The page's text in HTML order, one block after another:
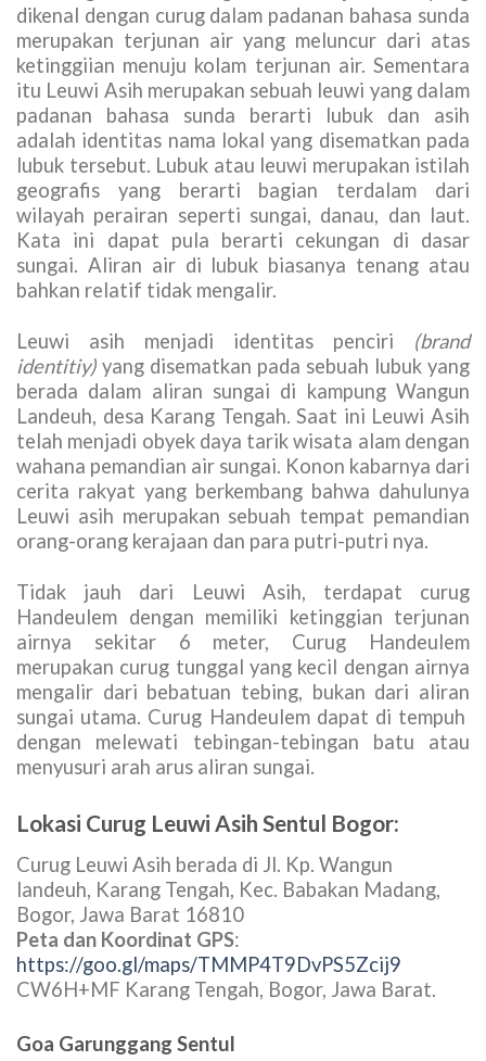
dikenal dengan curug dalam padanan bahasa sunda
merupakan terjunan air yang meluncur dari atas
ketinggiian menuju kolam terjunan air. Sementara
itu Leuwi Asih merupakan sebuah leuwi yang dalam
padanan bahasa sunda berarti lubuk dan asih
adalah identitas nama lokal yang disematkan pada
lubuk tersebut. Lubuk atau leuwi merupakan istilah
geografis yang berarti bagian terdalam dari
wilayah perairan seperti sungai, danau, dan laut.
Kata ini dapat pula berarti cekungan di dasar
sungai. Aliran air di lubuk biasanya tenang atau
bahkan relatif tidak mengalir.
Leuwi asih menjadi identitas penciri (brand
identitiy) yang disematkan pada sebuah lubuk yang
berada dalam aliran sungai di kampung Wangun
Landeuh, desa Karang Tengah. Saat ini Leuwi Asih
telah menjadi obyek daya tarik wisata alam dengan
wahana pemandian air sungai. Konon kabarnya dari
cerita rakyat yang berkembang bahwa dahulunya
Leuwi asih merupakan sebuah tempat pemandian
orang-orang kerajaan dan para putri-putri nya.
Tidak jauh dari Leuwi Asih, terdapat curug
Handeulem dengan memiliki ketinggian terjunan
airnya sekitar 6 meter, Curug Handeulem
merupakan curug tunggal yang kecil dengan airnya
mengalir dari bebatuan tebing, bukan dari aliran
sungai utama. Curug Handeulem dapat di tempuh
dengan melewati tebingan-tebingan batu atau
menyusuri arah arus aliran sungai.
Lokasi Curug Leuwi Asih Sentul Bogor:
Curug Leuwi Asih berada di Jl. Kp. Wangun
landeuh, Karang Tengah, Kec. Babakan Madang,
Bogor, Jawa Barat 16810
Peta dan Koordinat GPS:
https://goo.gl/maps/TMMP4T9DvPS5Zcij9
CW6H+MF Karang Tengah, Bogor, Jawa Barat.
Goa Garunggang Sentul